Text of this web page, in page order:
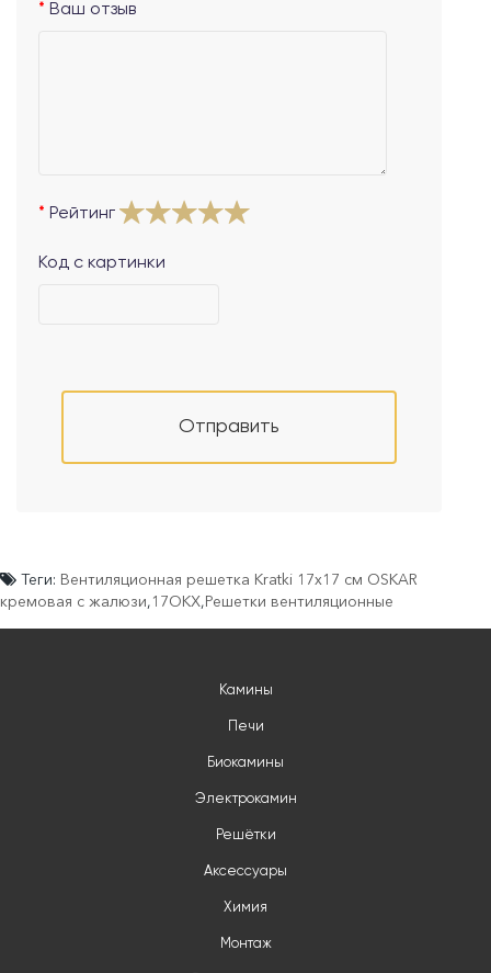
Ваш отзыв
Рейтинг
Код с картинки
Отправить
Теги: Вентиляционная решетка Kratki 17x17 см OSKAR
кремовая с жалюзи,17OKX,Решетки вентиляционные
Камины
Печи
Биокамины
Электрокамин
Решётки
Аксессуары
Химия
Монтаж